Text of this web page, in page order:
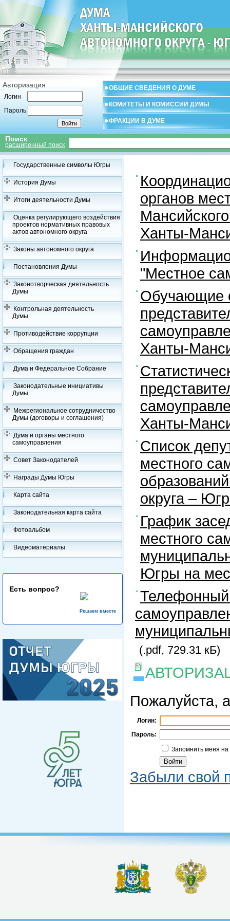
Авторизация
Логин
Пароль
ОБЩИЕ СВЕДЕНИЯ О ДУМЕ
КОМИТЕТЫ И КОМИССИИ ДУМЫ
ФРАКЦИИ В ДУМЕ
Поиск
расширенный поиск
Государственные символы Югры
История Думы
Итоги деятельности Думы
Оценка регулирующего воздействия
проектов нормативных правовых
актов автономного округа
Законы автономного округа
Постановления Думы
Законотворческая деятельность
Думы
Контрольная деятельность
Думы
Противодействие коррупции
Обращения граждан
Дума и Федеральное Собрание
Законодательные инициативы
Думы
Межрегиональное сотрудничество
Думы (договоры и соглашения)
Дума и органы местного
самоуправления
Совет Законодателей
Награды Думы Югры
Карта сайта
Законодательная карта сайта
Фотоальбом
Видеоматериалы
Есть вопрос?
Решаем вместе
органов
Ханты-
"Местное
Обучающие
Ханты-
Ханты-
Список
местного
округа –
График
местного
Югры на
Телефонный
(.pdf, 729.31 кБ)
Пожалуйста,
Логин:
Пароль:
Запомнить меня
Забыли свой